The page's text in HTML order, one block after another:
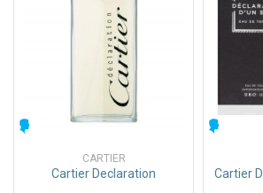
МУЖСКИЕ
CARTIER
Cartier Declaration Cartier